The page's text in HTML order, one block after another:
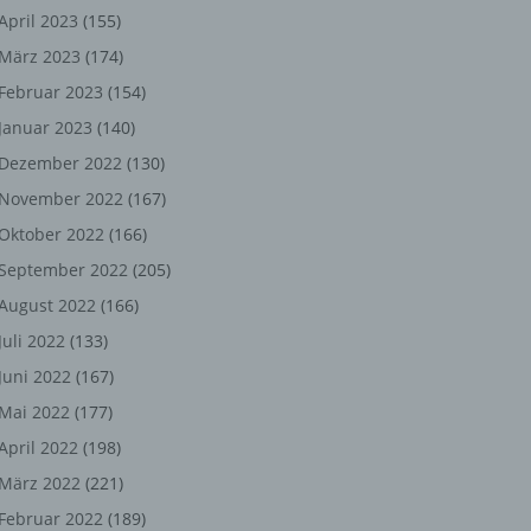
2023 (155)
März 2023 (174)
Februar 2023 (154)
Januar 2023 (140)
Dezember 2022 (130)
November 2022 (167)
Oktober 2022 (166)
September 2022 (205)
2022 (166)
Juli 2022 (133)
Juni 2022 (167)
Mai 2022 (177)
2022 (198)
März 2022 (221)
Februar 2022 (189)
oder